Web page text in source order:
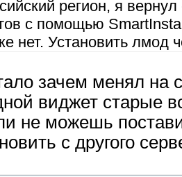
регион, я
с помощью
нет. Установить
зачем менял на
виджет старые
не можешь
с другого